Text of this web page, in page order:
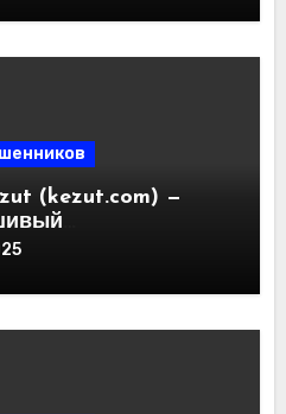
(kezut.com) —
Как